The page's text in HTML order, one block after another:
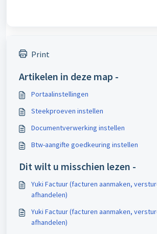
Print
Artikelen in deze map -
Portaalinstellingen
Steekproeven instellen
Documentverwerking instellen
Btw-aangifte goedkeuring instellen
Dit wilt u misschien lezen -
Yuki Factuur (facturen aanmaken,
afhandelen)
Yuki Factuur (facturen aanmaken,
afhandelen)